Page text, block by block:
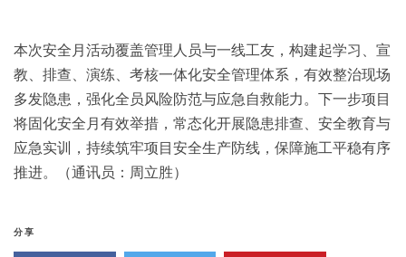
本次安全月活动覆盖管理人员与一线工友，构建起学习、宣
教、排查、演练、考核一体化安全管理体系，有效整治现场
多发隐患，强化全员风险防范与应急自救能力。下一步项目
将固化安全月有效举措，常态化开展隐患排查、安全教育与
应急实训，持续筑牢项目安全生产防线，保障施工平稳有序
推进。（通讯员：周立胜）
分享